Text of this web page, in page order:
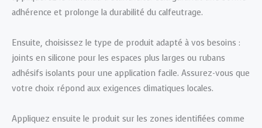
adhérence et prolonge la durabilité du calfeutrage.
Ensuite, choisissez le type de produit adapté à vos besoins :
joints en silicone pour les espaces plus larges ou rubans
adhésifs isolants pour une application facile. Assurez-vous que
votre choix répond aux exigences climatiques locales.
Appliquez ensuite le produit sur les zones identifiées comme